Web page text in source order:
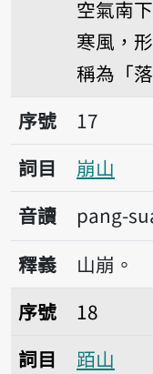
空氣南
寒風，
稱為「
序號17崩山
序號
17
詞目
崩山
音讀
pang-
釋義
山崩。
序號18𬦰山
序號
18
詞目
𬦰山